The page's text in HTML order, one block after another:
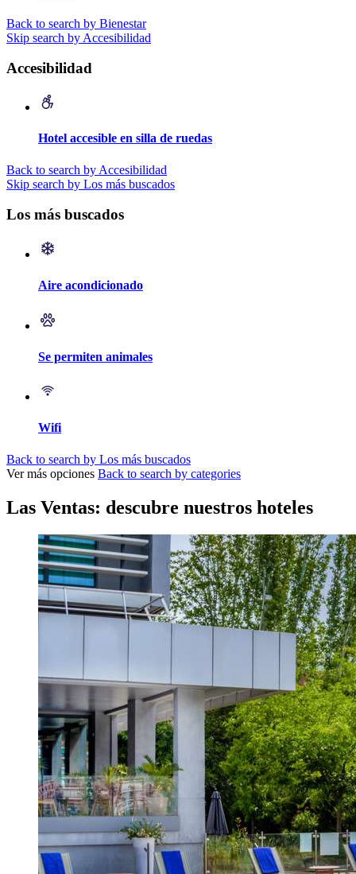
Back to search by Bienestar
Skip search by Accesibilidad
Accesibilidad
Hotel accesible en silla de ruedas
Back to search by Accesibilidad
Skip search by Los más buscados
Los más buscados
Aire acondicionado
Se permiten animales
Wifi
Back to search by Los más buscados
Ver más opciones Back to search by categories
Las Ventas: descubre nuestros hoteles